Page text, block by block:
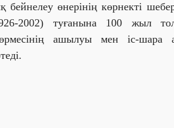
бейнелеу өнерінің көрнекті
2002) туғанына 100 жыл
ашылуы мен іс-шара